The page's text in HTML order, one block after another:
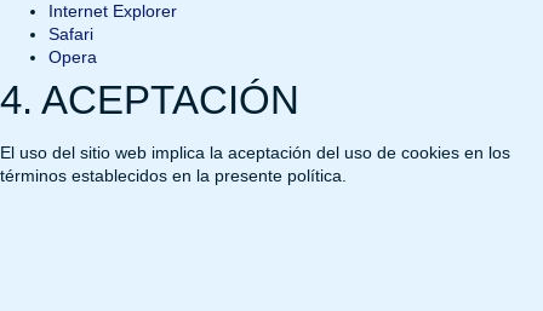
Internet Explorer
Safari
Opera
4. ACEPTACIÓN
El uso del sitio web implica la aceptación del uso de cookies en los
términos establecidos en la presente política.